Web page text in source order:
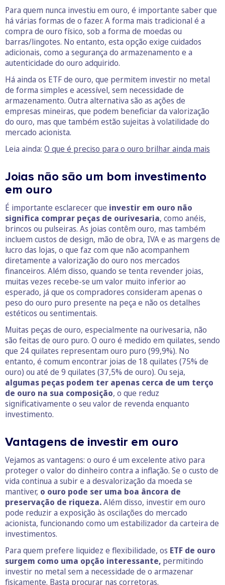
Para quem nunca investiu em ouro, é importante saber que
há várias formas de o fazer. A forma mais tradicional é a
compra de ouro físico, sob a forma de moedas ou
barras/lingotes. No entanto, esta opção exige cuidados
adicionais, como a segurança do armazenamento e a
autenticidade do ouro adquirido.
Há ainda os ETF de ouro, que permitem investir no metal
de forma simples e acessível, sem necessidade de
armazenamento. Outra alternativa são as ações de
empresas mineiras, que podem beneficiar da valorização
do ouro, mas que também estão sujeitas à volatilidade do
mercado acionista.
Leia ainda: O que é preciso para o ouro brilhar ainda mais
Joias não são um bom investimento
em ouro
É importante esclarecer que investir em ouro não
significa comprar peças de ourivesaria, como anéis,
brincos ou pulseiras. As joias contêm ouro, mas também
incluem custos de design, mão de obra, IVA e as margens de
lucro das lojas, o que faz com que não acompanhem
diretamente a valorização do ouro nos mercados
financeiros. Além disso, quando se tenta revender joias,
muitas vezes recebe-se um valor muito inferior ao
esperado, já que os compradores consideram apenas o
peso do ouro puro presente na peça e não os detalhes
estéticos ou sentimentais.
Muitas peças de ouro, especialmente na ourivesaria, não
são feitas de ouro puro. O ouro é medido em quilates, sendo
que 24 quilates representam ouro puro (99,9%). No
entanto, é comum encontrar joias de 18 quilates (75% de
ouro) ou até de 9 quilates (37,5% de ouro). Ou seja,
algumas peças podem ter apenas cerca de um terço
de ouro na sua composição, o que reduz
significativamente o seu valor de revenda enquanto
investimento.
Vantagens de investir em ouro
Vejamos as vantagens: o ouro é um excelente ativo para
proteger o valor do dinheiro contra a inflação. Se o custo de
vida continua a subir e a desvalorização da moeda se
mantiver, o ouro pode ser uma boa âncora de
preservação de riqueza.Além disso, investir em ouro
pode reduzir a exposição às oscilações do mercado
acionista, funcionando como um estabilizador da carteira de
investimentos.
Para quem prefere liquidez e flexibilidade, os ETF de ouro
surgem como uma opção interessante, permitindo
investir no metal sem a necessidade de o armazenar
fisicamente. Basta procurar nas corretoras.